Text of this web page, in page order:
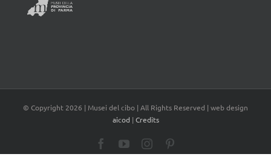
© Copyright 2026 | Musei del cibo | All Rights Reserved | web design
aicod | Credits
FacebookYouTubeInstagram